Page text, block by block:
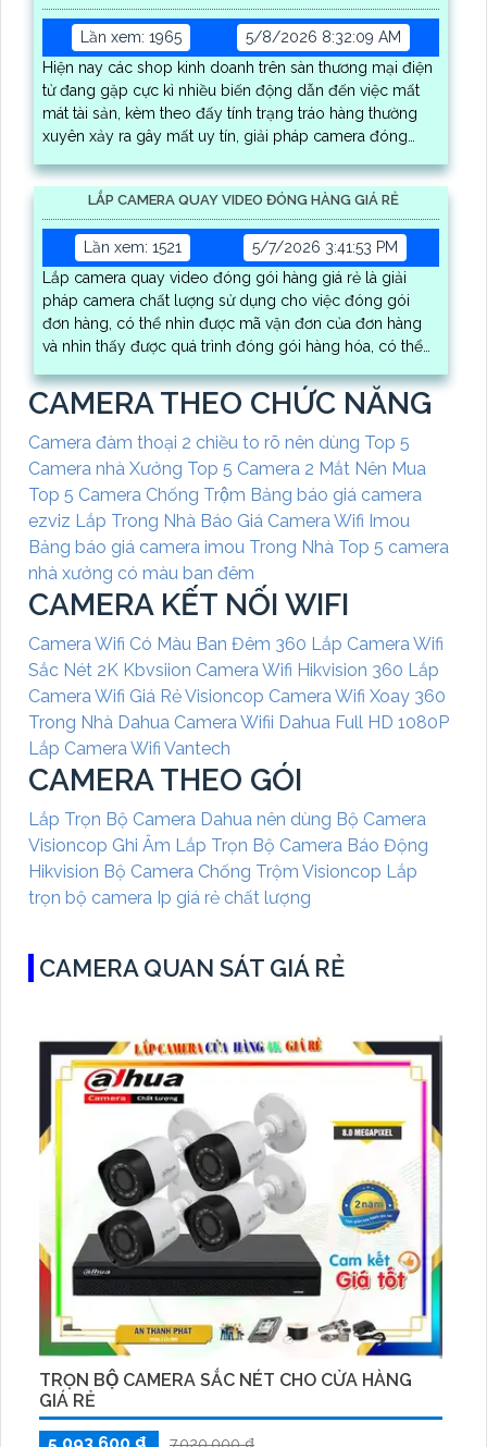
Lần xem: 1965
5/8/2026 8:32:09 AM
Hiện nay các shop kinh doanh trên sàn thương mại điện
tử đang gặp cực kì nhiều biến động dẫn đến việc mất
mát tài sản, kèm theo đấy tính trạng tráo hàng thường
xuyên xảy ra gây mất uy tín, giải pháp camera đóng
và quy trình đóng gói hàng hóa
LẮP CAMERA QUAY VIDEO ĐÓNG HÀNG GIÁ RẺ
Lần xem: 1521
5/7/2026 3:41:53 PM
Lắp camera quay video đóng gói hàng giá rẻ là giải
pháp camera chất lượng sử dụng cho việc đóng gói
đơn hàng, có thể nhìn được mã vận đơn của đơn hàng
và nhìn thấy được quá trình đóng gói hàng hóa, có thể
điều này giúp tiết kiệm chi phí cho shop sử dụng
CAMERA THEO CHỨC NĂNG
Camera đàm thoại 2 chiều to rõ nên dùng Top 5
Camera nhà Xưởng Top 5 Camera 2 Mắt Nên Mua
Top 5 Camera Chống Trộm Bảng báo giá camera
ezviz Lắp Trong Nhà Báo Giá Camera Wifi Imou
Bảng báo giá camera imou Trong Nhà Top 5 camera
nhà xưởng có màu ban đêm
CAMERA KẾT NỐI WIFI
Camera Wifi Có Màu Ban Đêm 360 Lắp Camera Wifi
Sắc Nét 2K Kbvsiion Camera Wifi Hikvision 360 Lắp
Camera Wifi Giá Rẻ Visioncop Camera Wifi Xoay 360
Trong Nhà Dahua Camera Wifii Dahua Full HD 1080P
Lắp Camera Wifi Vantech
CAMERA THEO GÓI
Lắp Trọn Bộ Camera Dahua nên dùng Bộ Camera
Visioncop Ghi Âm Lắp Trọn Bộ Camera Báo Động
Hikvision Bộ Camera Chống Trộm Visioncop Lắp
trọn bộ camera Ip giá rẻ chất lượng
CAMERA QUAN SÁT GIÁ RẺ
TRỌN BỘ CAMERA SẮC NÉT CHO CỬA HÀNG
GIÁ RẺ